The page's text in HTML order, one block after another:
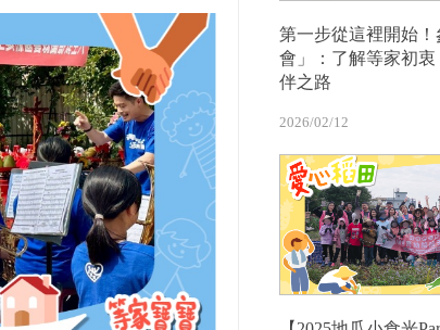
第一步從這裡開始
會」：了解等家初
伴之路
2026/02/12